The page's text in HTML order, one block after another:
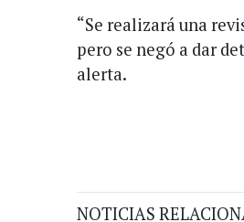
“Se realizará una
pero se negó a dar
alerta.
NOTICIAS